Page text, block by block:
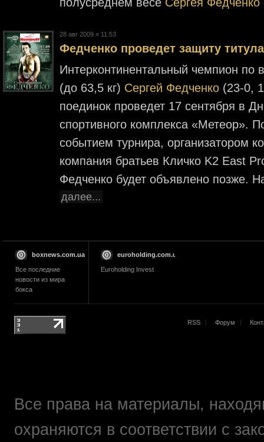
28 авг 2009 » 11:53
Федченко проведет защиту
Интерконтинентальный чемпион по
(до 63,5 кг) Сергей Федченко (23-0,
поединок проведет 17 сентября в
спортивного комплекса «Метеор».
событием турнира, организатором
компания братьев Кличко K2 East
Федченко будет объявлено позже.
далее...
boxnews.com.ua
Все последние
новости из мира
бокса
euroholding.com.ua
Euroholding Invest
RSS Форум
Все права на материалы,
охраняются в соответствии с